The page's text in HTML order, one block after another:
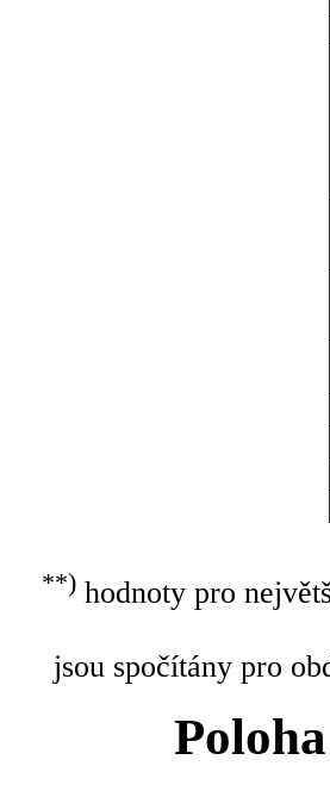
**)hodnoty pro
jsou spočítány pro